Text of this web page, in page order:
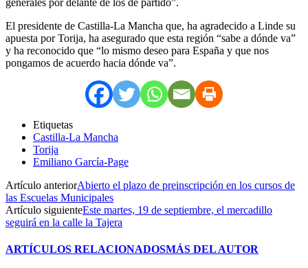
El presidente de Castilla-La Mancha que, ha agradecido a Linde su
apuesta por Torija, ha asegurado que esta región “sabe a dónde va”
y ha reconocido que “lo mismo deseo para España y que nos
pongamos de acuerdo hacia dónde va”.
Etiquetas
Castilla-La Mancha
Torija
Emiliano García-Page
Artículo anteriorAbierto el plazo de preinscripción en los cursos de
las Escuelas Municipales
Artículo siguienteEste martes, 19 de septiembre, el mercadillo
seguirá en la calle la Tajera
ARTÍCULOS RELACIONADOSMÁS DEL AUTOR